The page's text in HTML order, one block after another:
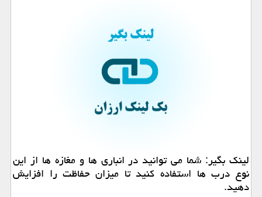
لینك بگیر: شما می توانید در انباری ها و مغازه ها از این
نوع درب ها استفاده كنید تا میزان حفاظت را افزایش
دهید.